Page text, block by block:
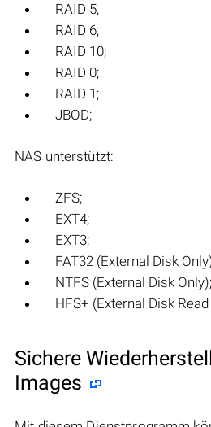
RAID 5;
RAID 6;
RAID 10;
RAID 0;
RAID 1;
JBOD;
NAS unterstützt:
ZFS;
EXT4;
EXT3;
FAT32 (External Disk
NTFS (External Disk Only);
HFS+ (External Disk
Sichere
Images